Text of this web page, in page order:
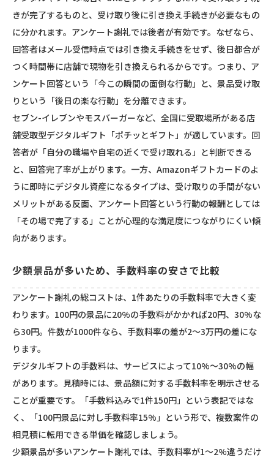
きが完了するものと、受け取り後に引き換え手続きが必要なもの
に分かれます。アンケート謝礼では後者が有効です。なぜなら、
回答者はメール受信時点では引き換え手続きをせず、後日都合が
つく時間帯に店舗で現物を引き換えられるからです。つまり、ア
ンケート回答という「今この瞬間の面倒な行動」と、景品受け取
りという「後日の楽な行動」を分離できます。
セブン-イレブンやモスバーガーなど、全国に受取場所がある店
舗受取型デジタルギフト「ポチッとギフト 」が適しています。回
答者が「自分の職場や自宅の近くで受け取れる」と判断できる
と、回答完了率が上がります。一方、Amazonギフトカードのよ
うに即時にデジタル資産になるタイプは、受け取りの手間がない
メリットがある反面、アンケート回答という行動の報酬としては
「その場で完了する」ことが心理的な満足度につながりにくい傾
向があります。
少額景品が多いため、手数料率の安さで比較
アンケート謝礼の総コストは、1件あたりの手数料率で大きく変
わります。100円の景品に20%の手数料がかかれば20円、30%な
ら30円。件数が1000件なら、手数料率の差が2～3万円の差にな
ります。
デジタルギフトの手数料は、サービスによって10%～30%の幅
があります。見積時には、景品額に対する手数料率を明示させる
ことが重要です。「手数料込みで1件150円」という表記ではな
く、「100円景品に対し手数料率15%」という形で、複数案件の
相見積に転用できる単価を確認しましょう。
少額景品が多いアンケート謝礼では、手数料率が1～2%違うだけ